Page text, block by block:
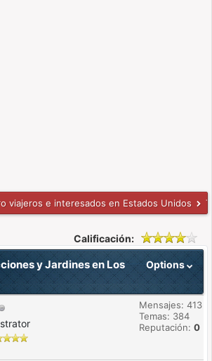
viajeros e interesados en Estados Unidos
Calificación:
Options
y Jardines en Los
Mensajes: 413
Temas: 384
Reputación: 0